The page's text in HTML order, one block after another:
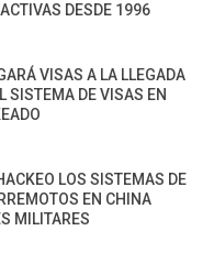
DESDE 1996
VISAS A LA LLEGADA
SISTEMA DE VISAS EN
LOS SISTEMAS DE
EN CHINA
MILITARES